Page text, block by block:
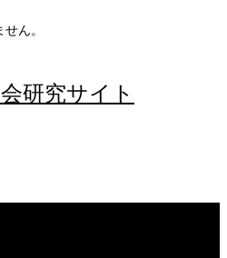
ん。
研究サイト